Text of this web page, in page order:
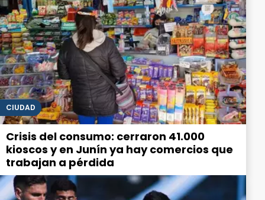
CIUDAD
Crisis del consumo: cerraron 41.000
kioscos y en Junín ya hay comercios que
trabajan a pérdida